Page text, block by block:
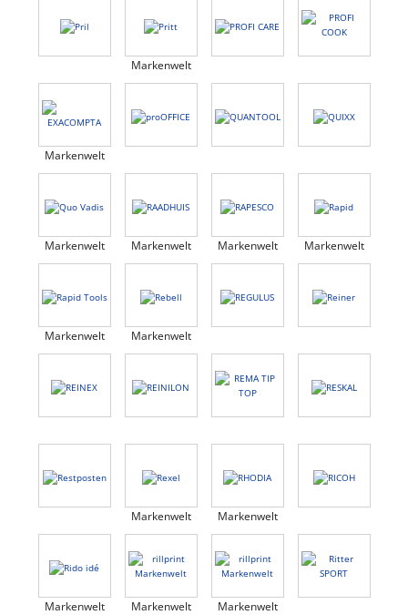
Markenwelt
Markenwelt
Markenwelt Markenwelt Markenwelt Markenwelt
Markenwelt Markenwelt
Markenwelt Markenwelt
Markenwelt Markenwelt Markenwelt